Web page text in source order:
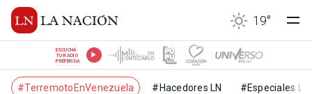
19°
ESCUCHÁ
TU RADIO
PREFERIDA
#TerremotoEnVenezuela #Hacedores LN #Especiales LN